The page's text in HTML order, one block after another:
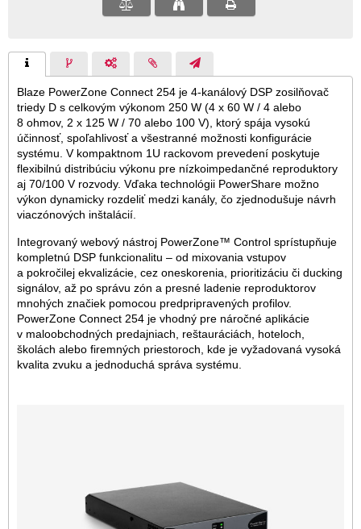
Blaze PowerZone Connect 254 je 4-kanálový DSP zosilňovač
triedy D s celkovým výkonom 250 W (4 x 60 W / 4 alebo
8 ohmov, 2 x 125 W / 70 alebo 100 V), ktorý spája vysokú
účinnosť, spoľahlivosť a všestranné možnosti konfigurácie
systému. V kompaktnom 1U rackovom prevedení poskytuje
flexibilnú distribúciu výkonu pre nízkoimpedančné reproduktory
aj 70/100 V rozvody. Vďaka technológii PowerShare možno
výkon dynamicky rozdeliť medzi kanály, čo zjednodušuje návrh
viaczónových inštalácií.
Integrovaný webový nástroj PowerZone™ Control sprístupňuje
kompletnú DSP funkcionalitu – od mixovania vstupov
a pokročilej ekvalizácie, cez oneskorenia, prioritizáciu či ducking
signálov, až po správu zón a presné ladenie reproduktorov
mnohých značiek pomocou predpripravených profilov.
PowerZone Connect 254 je vhodný pre náročné aplikácie
v maloobchodných predajniach, reštauráciách, hoteloch,
školách alebo firemných priestoroch, kde je vyžadovaná vysoká
kvalita zvuku a jednoduchá správa systému.